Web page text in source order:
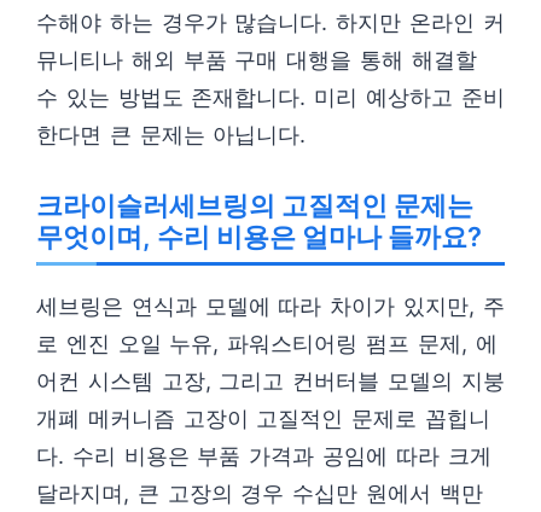
수해야 하는 경우가 많습니다. 하지만 온라인 커
뮤니티나 해외 부품 구매 대행을 통해 해결할
수 있는 방법도 존재합니다. 미리 예상하고 준비
한다면 큰 문제는 아닙니다.
크라이슬러세브링의 고질적인 문제는
무엇이며, 수리 비용은 얼마나 들까요?
세브링은 연식과 모델에 따라 차이가 있지만, 주
로 엔진 오일 누유, 파워스티어링 펌프 문제, 에
어컨 시스템 고장, 그리고 컨버터블 모델의 지붕
개폐 메커니즘 고장이 고질적인 문제로 꼽힙니
다. 수리 비용은 부품 가격과 공임에 따라 크게
달라지며, 큰 고장의 경우 수십만 원에서 백만